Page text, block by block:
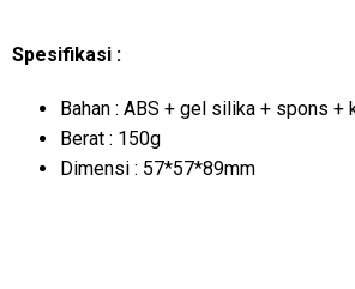
Spesifikasi :
Bahan : ABS + gel silika + spons +
Berat : 150g
Dimensi : 57*57*89mm